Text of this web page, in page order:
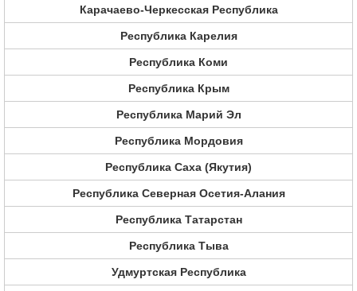
Карачаево-Черкесская Республика
Республика Карелия
Республика Коми
Республика Крым
Республика Марий Эл
Республика Мордовия
Республика Саха (Якутия)
Республика Северная Осетия-Алания
Республика Татарстан
Республика Тыва
Удмуртская Республика